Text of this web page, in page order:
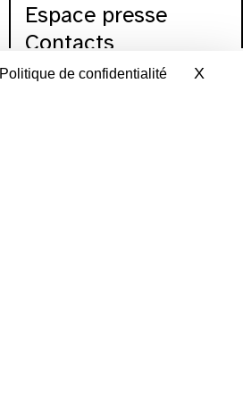
Politique de confidentialité X
Espace presse
Contacts
Archives